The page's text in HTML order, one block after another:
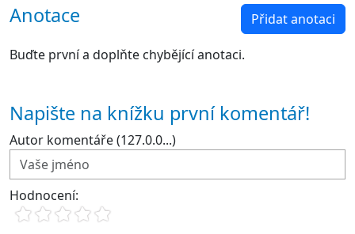
Anotace Přidat anotaci
Buďte první a doplňte chybějící anotaci.
Napište na knížku první komentář!
Autor komentáře (127.0.0...)
Hodnocení: